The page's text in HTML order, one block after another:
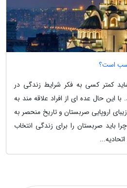
است؟
کمتر کسی به فکر شرایط زندگی در
این حال عده ای از افراد علاقه مند به
اروپایی صربستان و تاریخ منحصر به
باید صربستان را برای زندگی انتخاب